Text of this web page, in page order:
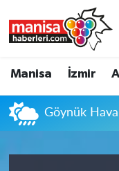
Manisa İzmir
Göynük
Akhisar
Turgutlu
Manisa Nöbetçi
Manisa Namaz
Manisa Trafik